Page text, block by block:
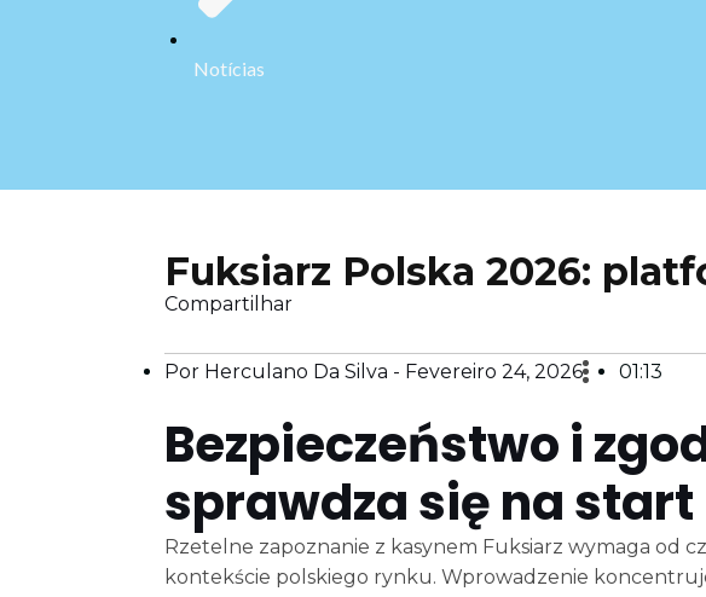
Notícias
Fuksiarz Polska 2026:
Compartilhar
Por Herculano Da Silva - Fevereiro 24, 2026 01:13
Bezpieczeństwo i
sprawdza się na start
Rzetelne zapoznanie z kasynem Fuksiarz wymaga od
kontekście polskiego rynku. Wprowadzenie